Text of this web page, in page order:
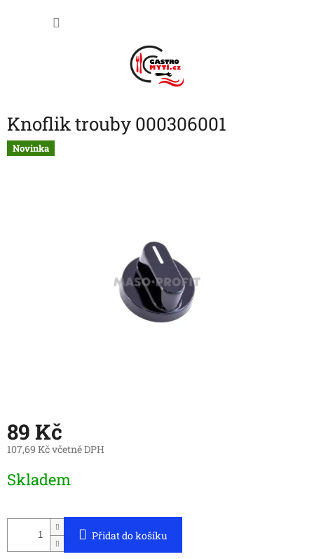
Knoflik trouby 000306001
Novinka
89 Kč
107,69 Kč včetně DPH
cena:
Skladem
Přidat do košíku